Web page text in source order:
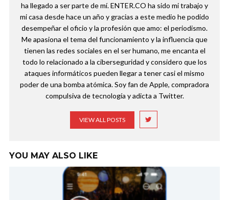
ha llegado a ser parte de mí. ENTER.CO ha sido mi trabajo y
mi casa desde hace un año y gracias a este medio he podido
desempeñar el oficio y la profesión que amo: el periodismo.
Me apasiona el tema del funcionamiento y la influencia que
tienen las redes sociales en el ser humano, me encanta el
todo lo relacionado a la ciberseguridad y considero que los
ataques informáticos pueden llegar a tener casi el mismo
poder de una bomba atómica. Soy fan de Apple, compradora
compulsiva de tecnología y adicta a Twitter.
VIEW ALL POSTS
YOU MAY ALSO LIKE